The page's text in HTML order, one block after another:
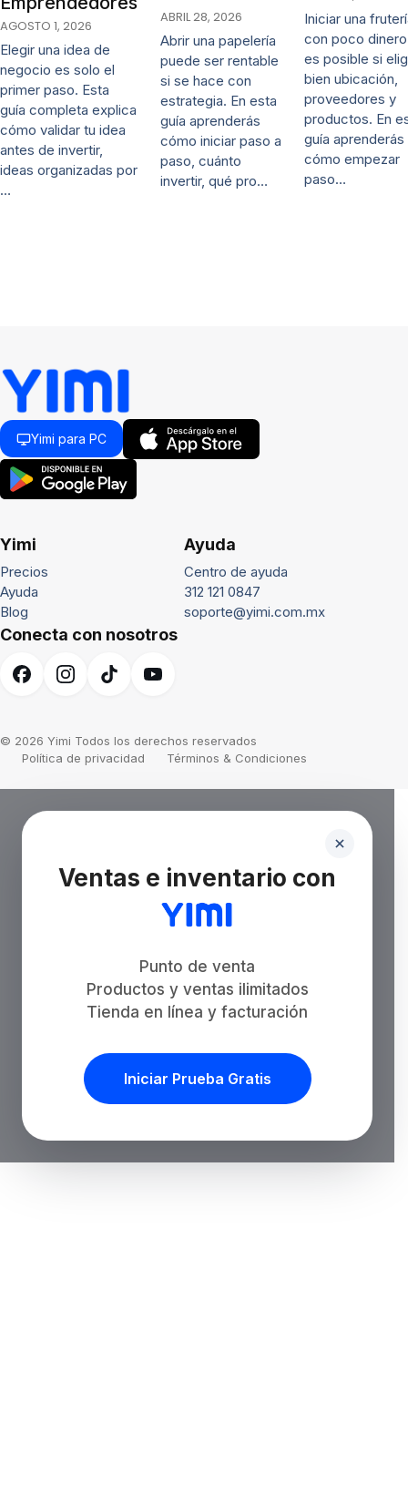
AGOSTO 1, 2026
Elegir una idea de
negocio es solo el
primer paso. Esta
guía completa explica
cómo validar tu idea
antes de invertir,
ideas organizadas por
…
ABRIL 28, 2026
Abrir una papelería
puede ser rentable
si se hace con
estrategia. En esta
guía aprenderás
cómo iniciar paso a
paso, cuánto
invertir, qué pro…
Iniciar una
con poco dinero
es posible si
bien ubicación,
proveedores y
productos. En
guía aprenderás
cómo empezar
paso…
Yimi para PC
Yimi
Precios
Ayuda
Blog
Ayuda
Centro de ayuda
312 121 0847
soporte@yimi.com.mx
Conecta con nosotros
© 2026 Yimi Todos los derechos reservados
Política de privacidad
Términos & Condiciones
Ventas e inventario con
Punto de venta
Productos y ventas ilimitados
Tienda en línea y facturación
Iniciar Prueba Gratis